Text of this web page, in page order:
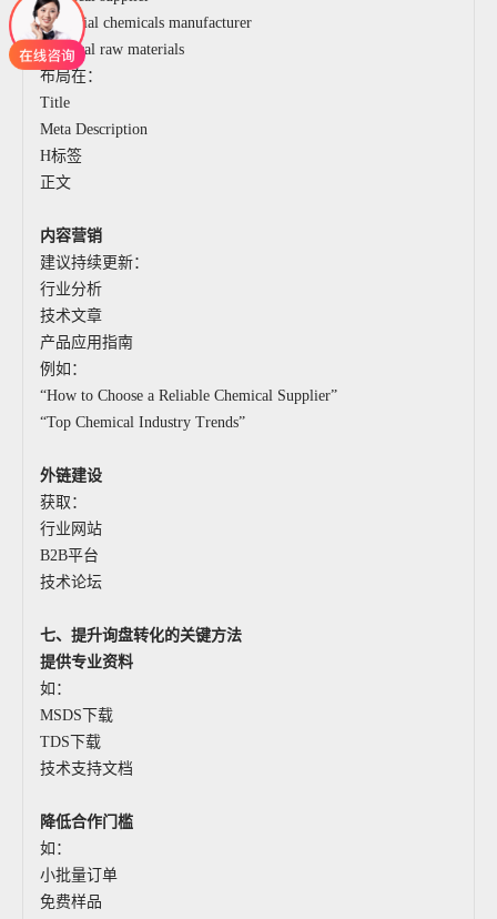
industrial chemicals manufacturer
chemical raw materials
布局在：
Title
Meta Description
H标签
正文
内容营销
建议持续更新：
行业分析
技术文章
产品应用指南
例如：
“How to Choose a Reliable Chemical Supplier”
“Top Chemical Industry Trends”
外链建设
获取：
行业网站
B2B平台
技术论坛
七、提升询盘转化的关键方法
提供专业资料
如：
MSDS下载
TDS下载
技术支持文档
降低合作门槛
如：
小批量订单
免费样品